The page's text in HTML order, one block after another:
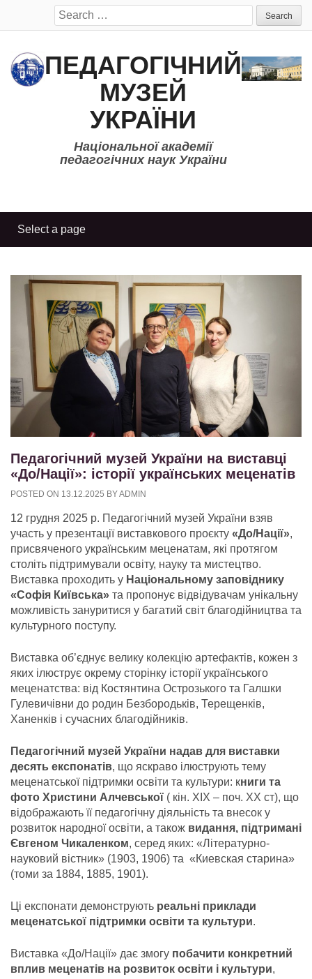
Search
for:
ПЕДАГОГІЧНИЙ
МУЗЕЙ
УКРАЇНИ
Національної академії
педагогічних наук України
Педагогічний музей України на виставці
«До/Нації»: історії українських меценатів
POSTED ON 13.12.2025 BYADMIN
12 грудня 2025 р. Педагогічний музей України взяв
участь у презентації виставкового проєкту «До/Нації»,
присвяченого українським меценатам, які протягом
століть підтримували освіту, науку та мистецтво.
Виставка проходить у Національному заповіднику
«Софія Київська» та пропонує відвідувачам унікальну
можливість зануритися у багатий світ благодійництва та
культурного поступу.
Виставка об’єднує велику колекцію артефактів, кожен з
яких ілюструє окрему сторінку історії українського
меценатства: від Костянтина Острозького та Галшки
Гулевичівни до родин Безбородьків, Терещенків,
Ханенків і сучасних благодійників.
Педагогічний музей України надав для виставки
десять експонатів, що яскраво ілюструють тему
меценатської підтримки освіти та культури: книги та
фото Христини Алчевської ( кін. ХІХ – поч. ХХ ст), що
відображають її педагогічну діяльність та внесок у
розвиток народної освіти, а також видання, підтримані
Євгеном Чикаленком, серед яких: «Літературно-
науковий вістник» (1903, 1906) та «Киевская старина»
(томи за 1884, 1885, 1901).
Ці експонати демонструють реальні приклади
меценатської підтримки освіти та культури.
Виставка «До/Нації» дає змогу побачити конкретний
вплив меценатів на розвиток освіти і культури,